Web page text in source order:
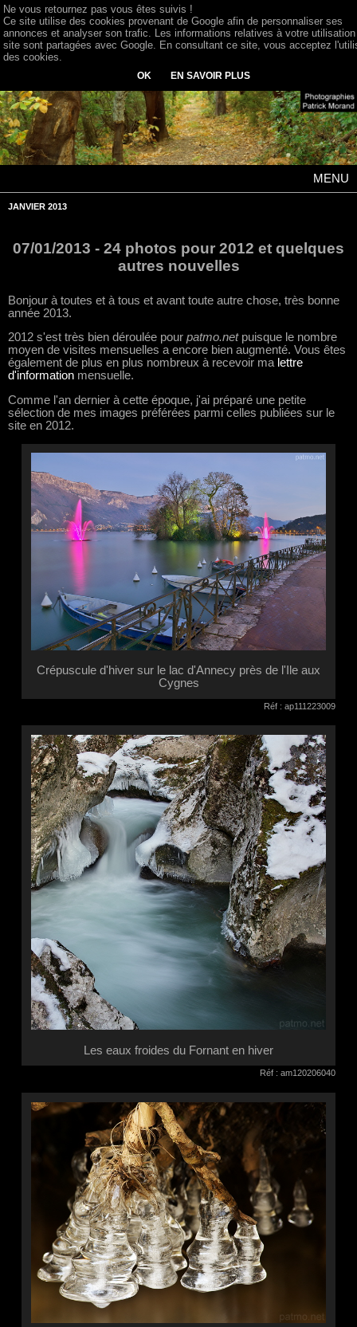
MENU
JANVIER 2013
07/01/2013 - 24 photos pour 2012 et quelques
autres nouvelles
Bonjour à toutes et à tous et avant toute autre chose, très bonne
année 2013.
2012 s'est très bien déroulée pour patmo.netpuisque le nombre
moyen de visites mensuelles a encore bien augmenté. Vous êtes
également de plus en plus nombreux à recevoir ma lettre
d'information mensuelle.
Comme l'an dernier à cette époque, j'ai préparé une petite
sélection de mes images préférées parmi celles publiées sur le
site en 2012.
Crépuscule d'hiver sur le lac d'Annecy près de l'Ile aux
Cygnes
Réf : ap111223009
Les eaux froides du Fornant en hiver
Réf : am120206040
Ne vous retournez pas vous êtes suivis !
Ce site utilise des cookies provenant de Google afin de personnaliser ses
annonces et analyser son trafic. Les informations relatives à votre
site sont partagées avec Google. En consultant ce site, vous acceptez
des cookies.
OK EN SAVOIR PLUS